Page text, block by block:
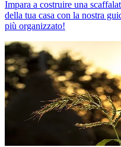
Impara a costruire una
della tua casa con la nostra
più organizzato!